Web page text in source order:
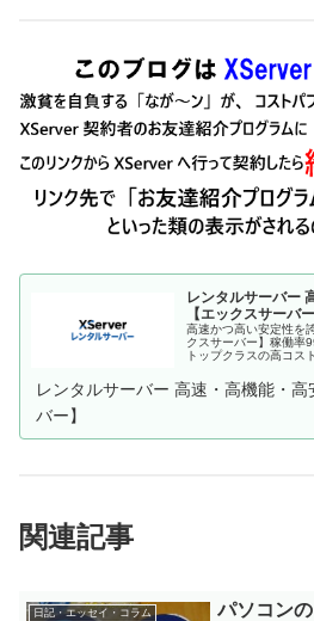
レンタルサーバー
【エックスサーバー
高速かつ高い安定性を
クスサーバー】稼働率
トップクラスの高コス
無料お試し10日間。
レンタルサーバー 高速・高機能・
バー】
関連記事
日記・エッセイ・コラム
パソコン